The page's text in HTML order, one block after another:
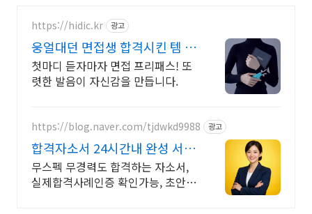
https://hidic.kr 광고
웅얼대던 면접생 합격시킨 템 면
접 합격 필수템
첫마디 듣자마자 면접 프리패스! 또
렷한 발음이 자신감을 만듭니다.
https://blog.naver.com/tjdwkd9988 광고
합격자소서 24시간내 완성 서류
합격의 비밀
무스펙 무경력도 합격하는 자소서,
실제합격사례인증 확인가능, 초안없